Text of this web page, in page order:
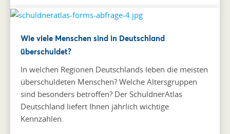
Wie viele Menschen sind in Deutschland
überschuldet?
In welchen Regionen Deutschlands leben die meisten
überschuldeten Menschen? Welche Altersgruppen
sind besonders betroffen? Der SchuldnerAtlas
Deutschland liefert Ihnen jährlich wichtige
Kennzahlen.